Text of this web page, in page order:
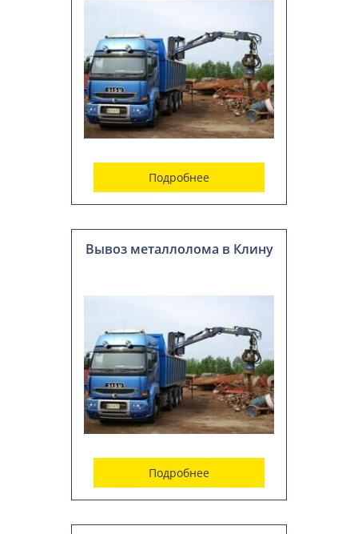
Подробнее
Вывоз металлолома в Клину
Подробнее